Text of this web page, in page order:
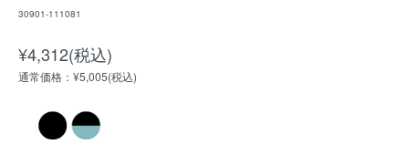
30901-111081
¥4,312(税込)
通常価格：¥5,005(税込)